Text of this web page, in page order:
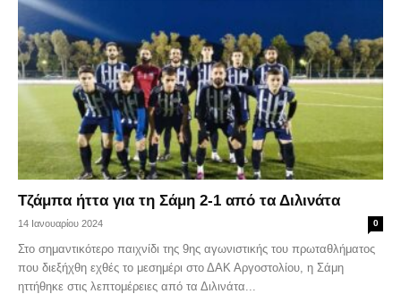
Τζάμπα ήττα για τη Σάμη 2-1 από τα Διλινάτα
14 Ιανουαρίου 2024 0
Στο σημαντικότερο παιχνίδι της 9ης αγωνιστικής του πρωταθλήματος
που διεξήχθη εχθές το μεσημέρι στο ΔΑΚ Αργοστολίου, η Σάμη
ηττήθηκε στις λεπτομέρειες από τα Διλινάτα...